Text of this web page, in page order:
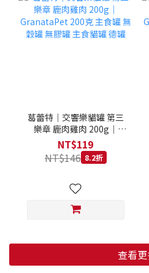
葛蕾特｜交響樂貓罐 第三
樂章 鹿肉雞肉 200g｜
GranataPet 200克 主食罐
無穀罐 無膠罐 主食貓罐 德
罐
NT$119
NT$146 8.2折
查看